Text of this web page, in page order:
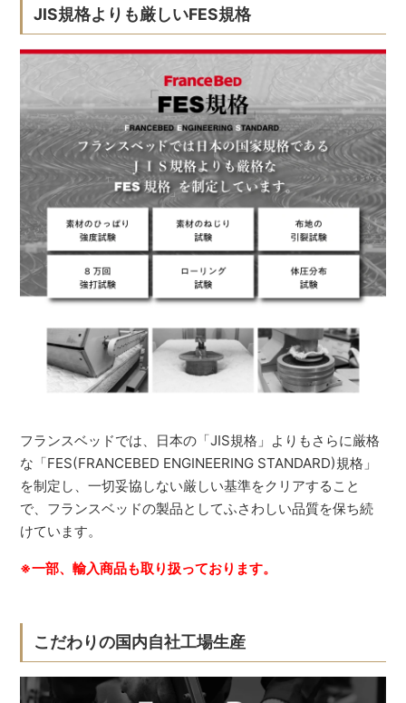
JIS規格よりも厳しいFES規格
フランスベッドでは、日本の「JIS規格」よりもさらに厳格
な「FES(FRANCEBED ENGINEERING STANDARD)規格」
を制定し、一切妥協しない厳しい基準をクリアすること
で、フランスベッドの製品としてふさわしい品質を保ち続
けています。
※一部、輸入商品も取り扱っております。
こだわりの国内自社工場生産